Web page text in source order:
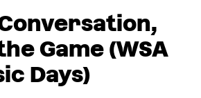
Game (WSA
Days)